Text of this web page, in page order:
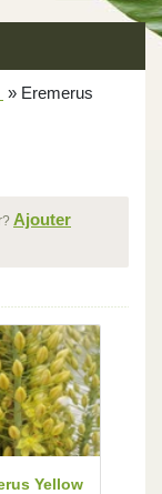
» Eremerus
Ajouter
Yellow